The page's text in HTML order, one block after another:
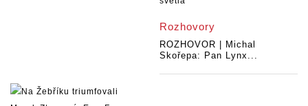
Rozhovory
ROZHOVOR | Michal
Skořepa: Pan Lynx...